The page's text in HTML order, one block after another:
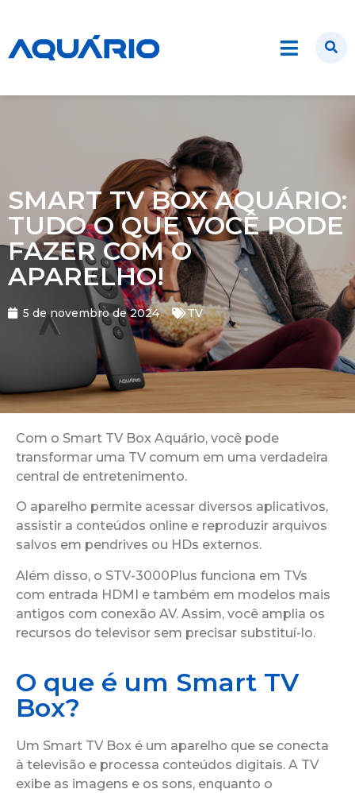
SMART TV BOX AQUÁRIO:
TUDO O QUE VOCÊ PODE
FAZER COM O
APARELHO!
5 de novembro de 2024 TV
Com o Smart TV Box Aquário, você pode
transformar uma TV comum em uma verdadeira
central de entretenimento.
O aparelho permite acessar diversos aplicativos,
assistir a conteúdos online e reproduzir arquivos
salvos em pendrives ou HDs externos.
Além disso, o STV-3000Plus funciona em TVs
com entrada HDMI e também em modelos mais
antigos com conexão AV. Assim, você amplia os
recursos do televisor sem precisar substituí-lo.
O que é um Smart TV
Box?
Um Smart TV Box é um aparelho que se conecta
à televisão e processa conteúdos digitais. A TV
exibe as imagens e os sons, enquanto o